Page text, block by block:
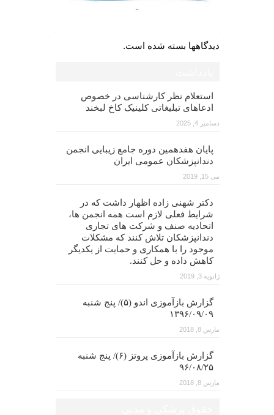
دیدگاهها بسته شده است.
استعلام نظر کارشناسی در خصوص
ادعاهای تبلیغاتی کلینیک کاخ لبخند
دسامبر 4, 2025
پایان هفدهمین دوره جامع زیبایی انجمن
دندانپزشکان عمومی ایران
می 15, 2019
دکتر شهنی زاده اظهار داشت که در
شرایط فعلی لازم است همه انجمن ها،
اتحادیه صنف و شرکت های تجاری
دندانپزشکان تلاش کنند که مشکلات
موجود را با همکاری و حمایت از یکدیگر
کاهش داده و حل کنند.
ژانویه 3, 2019
گزارش بازآموزی اندو (۵)/ پنج شنبه
۱۳۹۶/۰۹/۰۹
مارس 8, 2018
گزارش بازآموزی پروتز (۶)/ پنج شنبه
۹۶/۰۸/۲۵
مارس 8, 2018